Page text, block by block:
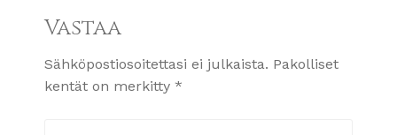
Vastaa
Sähköpostiosoitettasi ei julkaista. Pakolliset
kentät on merkitty *